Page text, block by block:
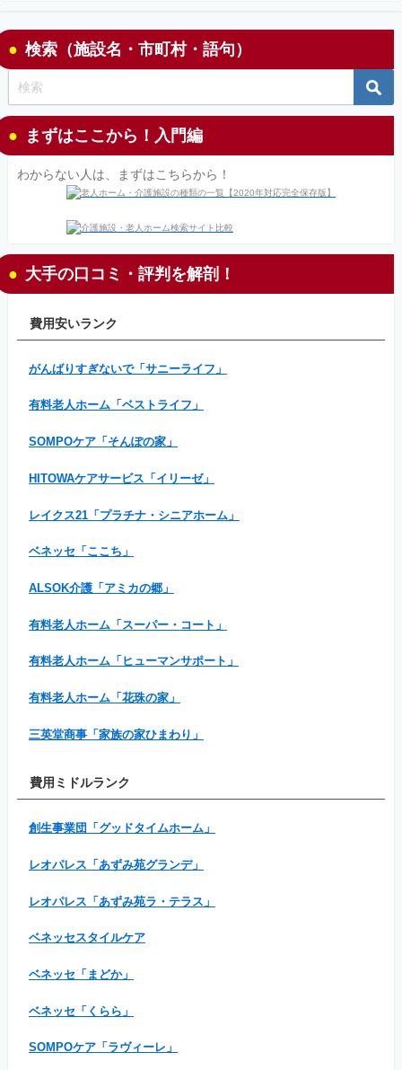
検索（施設名・市町村・語句）
まずはここから！入門編
わからない人は、まずはこちらから！
大手の口コミ・評判を解剖！
費用安いランク
がんばりすぎないで「サニーライフ」
有料老人ホーム「ベストライフ」
SOMPOケア「そんぽの家」
HITOWAケアサービス「イリーゼ」
レイクス21「プラチナ・シニアホーム」
ベネッセ「ここち」
ALSOK介護「アミカの郷」
有料老人ホーム「スーパー・コート」
有料老人ホーム「ヒューマンサポート」
有料老人ホーム「花珠の家」
三英堂商事「家族の家ひまわり」
費用ミドルランク
創生事業団「グッドタイムホーム」
レオパレス「あずみ苑グランデ」
レオパレス「あずみ苑ラ・テラス」
ベネッセスタイルケア
ベネッセ「まどか」
ベネッセ「くらら」
SOMPOケア「ラヴィーレ」